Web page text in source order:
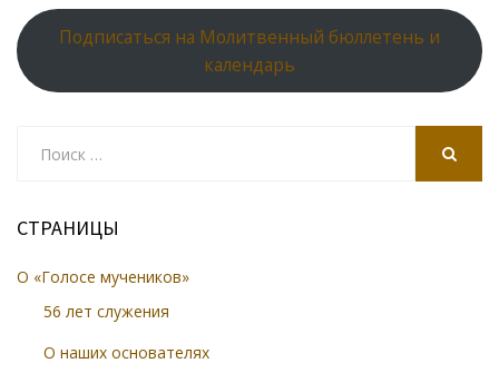
Подписаться на Молитвенный бюллетень и
календарь
СТРАНИЦЫ
О «Голосе мучеников»
56 лет служения
О наших основателях